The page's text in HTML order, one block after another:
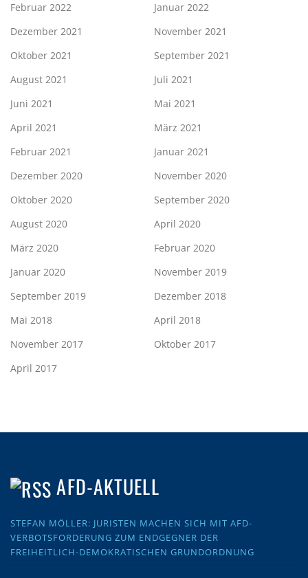
Februar 2022
Januar 2022
Dezember 2021
November 2021
Oktober 2021
September 2021
August 2021
Juli 2021
Juni 2021
Mai 2021
April 2021
März 2021
Februar 2021
Januar 2021
Dezember 2020
November 2020
Oktober 2020
September 2020
August 2020
April 2020
März 2020
Februar 2020
Januar 2020
November 2019
September 2019
Dezember 2018
Mai 2018
April 2018
November 2017
Oktober 2017
April 2017
AFD-AKTUELL
STEFAN MÖLLER: JURISTEN MACHEN SICH MIT AFD-
VERBOTSFORDERUNG ZUM ENDGEGNER DER
FREIHEITLICH-DEMOKRATISCHEN GRUNDORDNUNG